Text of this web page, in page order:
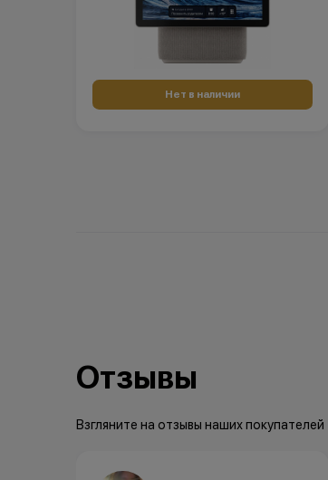
Нет в наличии
Отзывы
Взгляните на отзывы наших покупателей